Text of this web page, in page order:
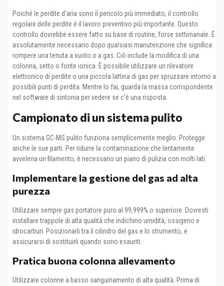
Poiché le perdite d'aria sono il pericolo più immediato, il controllo
regolare delle perdite è il lavoro preventivo più importante. Questo
controllo dovrebbe essere fatto su base di routine, forse settimanale. È
assolutamente necessario dopo qualsiasi manutenzione che significa
rompere una tenuta a vuoto o a gas. Ciò include la modifica di una
colonna, setto o fonte ionica. È possibile utilizzare un rilevatore
elettronico di perdite o una piccola lattina di gas per spruzzare intorno a
possibili punti di perdita. Mentre lo fai, guarda la massa corrispondente
nel software di sintonia per vedere se c'è una risposta.
Campionato di un sistema pulito
Un sistema GC-MS pulito funziona semplicemente meglio. Protegge
anche le sue parti. Per ridurre la contaminazione che lentamente
avvelena un filamento, è necessario un piano di pulizia con molti lati.
Implementare la gestione del gas ad alta
purezza
Utilizzare sempre gas portatore puro al 99,999% o superiore. Dovresti
installare trappole di alta qualità che indichino umidità, ossigeno e
idrocarburi. Posizionarli tra il cilindro del gas e lo strumento, e
assicurarsi di sostituirli quando sono esauriti.
Pratica buona colonna allevamento
Utilizzare colonne a basso sanguinamento di alta qualità. Prima di